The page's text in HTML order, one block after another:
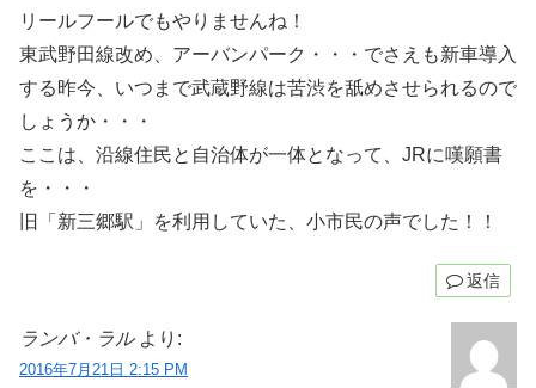
リールフールでもやりませんね！
東武野田線改め、アーバンパーク・・・でさえも新車導入
する昨今、いつまで武蔵野線は苦渋を舐めさせられるので
しょうか・・・
ここは、沿線住民と自治体が一体となって、JRに嘆願書
を・・・
旧「新三郷駅」を利用していた、小市民の声でした！！
返信
ランバ・ラル より:
2016年7月21日 2:15 PM